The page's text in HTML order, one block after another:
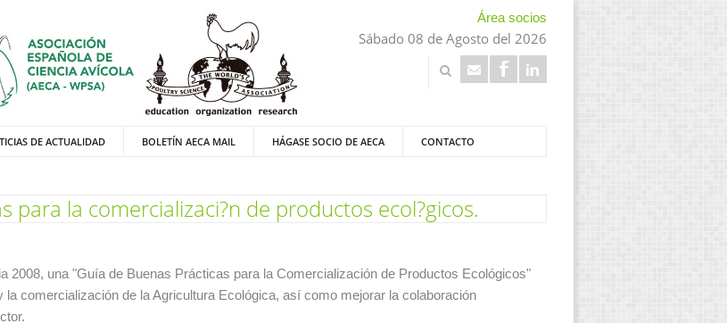
Área socios
Sábado 08 de Agosto del 2026
DE ACTUALIDAD BOLETÍN AECA MAIL HÁGASE SOCIO DE AECA CONTACTO
para la comercializaci?n de productos ecol?gicos.
2008, una "Guía de Buenas Prácticas para la Comercialización de Productos Ecológicos"
comercialización de la Agricultura Ecológica, así como mejorar la colaboración